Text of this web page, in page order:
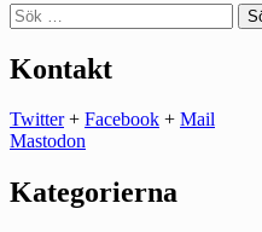
Sök
efter:
Kontakt
Twitter+ Facebook + Mail
Mastodon
Kategorierna